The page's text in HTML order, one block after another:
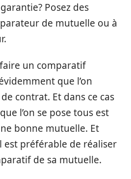
Posez des
de mutuelle ou à
un comparatif
que l’on
contrat. Et dans ce cas
l’on se pose tous est
bonne mutuelle. Et
préférable de réaliser
de sa mutuelle.